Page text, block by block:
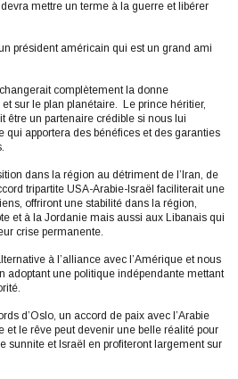
mettre un terme à la guerre et libérer
président américain qui est un grand ami
complètement la donne
sur le plan planétaire. Le prince héritier,
être un partenaire crédible si nous lui
qui apportera des bénéfices et des garanties
dans la région au détriment de l’Iran, de
tripartite USA-Arabie-Israël faciliterait une
offriront une stabilité dans la région,
et à la Jordanie mais aussi aux Libanais qui
crise permanente.
à l’alliance avec l’Amérique et nous
adoptant une politique indépendante mettant
d’Oslo, un accord de paix avec l’Arabie
et le rêve peut devenir une belle réalité pour
sunnite et Israël en profiteront largement sur